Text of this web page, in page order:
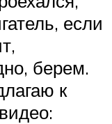
если
берем.
к